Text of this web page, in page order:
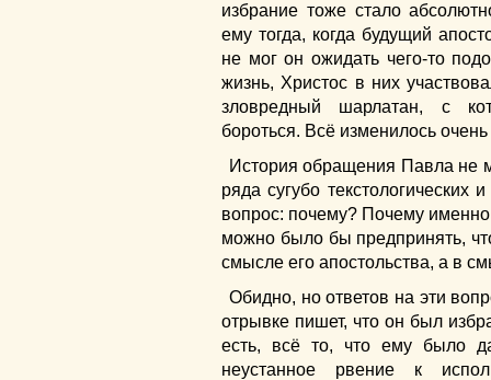
избрание тоже стало
ему тогда, когда будущий
не мог он ожидать чего-то
жизнь, Христос в них
зловредный шарлатан, с
бороться. Всё изменилось
История обращения Павла не
ряда сугубо текстологических
вопрос: почему? Почему
можно было бы предпринять,
смысле его апостольства, а в
Обидно, но ответов на эти
отрывке пишет, что он был
есть, всё то, что ему было
неустанное рвение к